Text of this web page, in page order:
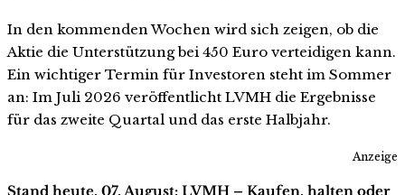
In den kommenden Wochen wird sich zeigen, ob die
Aktie die Unterstützung bei 450 Euro verteidigen kann.
Ein wichtiger Termin für Investoren steht im Sommer
an: Im Juli 2026 veröffentlicht LVMH die Ergebnisse
für das zweite Quartal und das erste Halbjahr.
Anzeige
Stand heute, 07. August: LVMH – Kaufen, halten oder